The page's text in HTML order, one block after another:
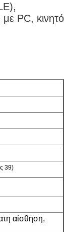
PC, κινητό
39)
αίσθηση,